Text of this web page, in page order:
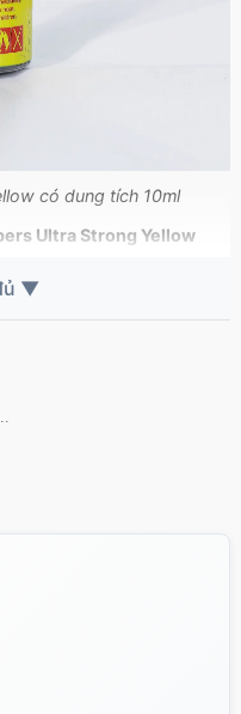
có dung tích 10ml
Ultra Strong Yellow
sử dụng, bạn sẽ cảm
lịch.
dung